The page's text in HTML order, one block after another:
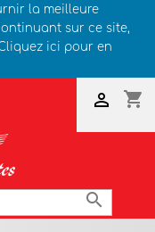
la meilleure
sur ce site,
ici pour en
shopping_cart

